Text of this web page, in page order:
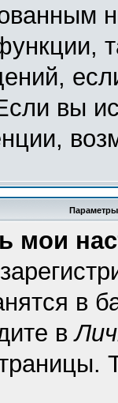
вы
Параметры
мои
в
в